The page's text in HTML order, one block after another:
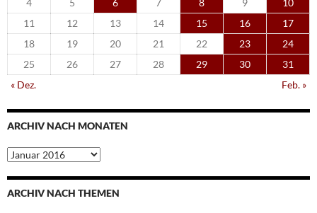
4
5 6 7 8 9
10
11
12 13 14 15 16
17
18
19 20 21 22 23
24
25
26 27 28 29 30
31
« Dez.
Feb. »
ARCHIV NACH MONATEN
Archiv
nach
Monaten
ARCHIV NACH THEMEN